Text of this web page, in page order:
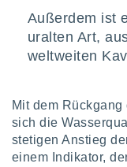
Inhalten.
und
durch
Außerdem ist
uralten Art,
weltweiten
Mit dem
sich die
stetigen Anstieg
einem Indikator,